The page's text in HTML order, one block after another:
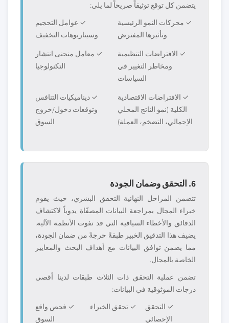
يتضمن كل توقع توثيقاً صريحاً لما يلي:
✓ محركات النمو الرئيسية
وتأثيرها المفترض
✓ عوامل التحجيم
وسيناريوهات التخفيف
✓ الافتراضات التنظيمية
ومخاطر التغيير في
السياسات
✓ معامل منحنى انتشار
التكنولوجيا
✓ الافتراضات الاقتصادية
الكلية (نمو الناتج المحلي
الإجمالي، التضخم، العملة)
✓ ديناميكيات التنافس
وتوقعات دخول/خروج
السوق
6. التحقق وضمان الجودة
تتضمن المراحل النهائية التحقق البشري، حيث يقوم
خبراء المجال بمراجعة البيانات المصفّاة يدوياً لاكتشاف
الدقائق والأخطاء السياقية التي قد تفوت الأنظمة الآلية.
يضيف هذا التدقيق الخبير طبقةً حرجةً من ضمان الجودة،
مما يضمن توافق البيانات مع أهداف البحث والمعايير
الخاصة بالمجال.
تضمن عملية التحقق ذات الثلاث طبقات لدينا أقصى
درجات الموثوقية في البيانات:
✓ التحقق
الإحصائي
✓ تحقق الخبراء
✓ فحص واقع
السوق